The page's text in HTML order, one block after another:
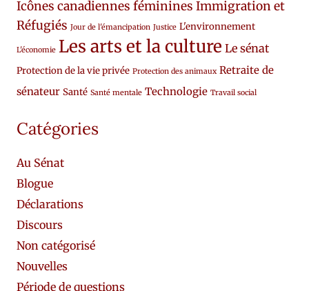
Icônes canadiennes féminines Immigration et
Réfugiés Jour de l'émancipation Justice L'environnement
L'économie Les arts et la culture Le sénat
Protection de la vie privée Protection des animaux Retraite de
sénateur Santé Santé mentale Technologie Travail social
Catégories
Au Sénat
Blogue
Déclarations
Discours
Non catégorisé
Nouvelles
Période de questions